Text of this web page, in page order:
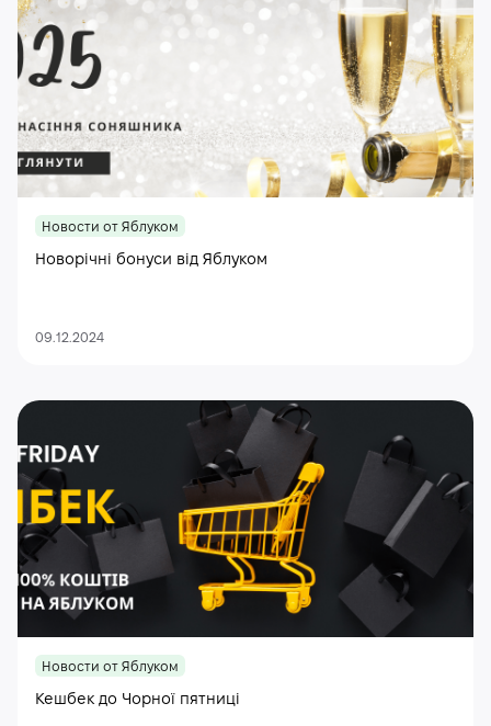
Новости от Яблуком
Новорічні бонуси від Яблуком
09.12.2024
Новости от Яблуком
Кешбек до Чорної пятниці